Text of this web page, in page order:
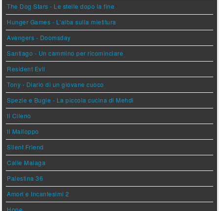
The Dog Stars - Le stelle dopo la fine
Hunger Games - L'alba sulla mietitura
Avengers - Doomsday
Santiago - Un cammino per ricominciare
Resident Evil
Tony - Diario di un giovane cuoco
Spezie e Bugie - La piccola cucina di Mehdi
Il Cileno
Il Malloppo
Silent Friend
Calle Malaga
Palestina 36
Amori e Incantesimi 2
Hope